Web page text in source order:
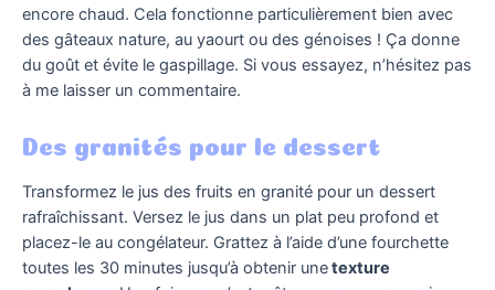
encore chaud. Cela fonctionne particulièrement bien avec
des gâteaux nature, au yaourt ou des génoises ! Ça donne
du goût et évite le gaspillage. Si vous essayez, n’hésitez pas
à me laisser un commentaire.
Des granités pour le dessert
Transformez le jus des fruits en granité pour un dessert
rafraîchissant. Versez le jus dans un plat peu profond et
placez-le au congélateur. Grattez à l’aide d’une fourchette
toutes les 30 minutes jusqu’à obtenir unetexture